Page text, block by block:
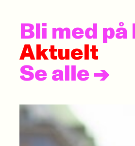
Bli med
Aktuelt
Se alle ->